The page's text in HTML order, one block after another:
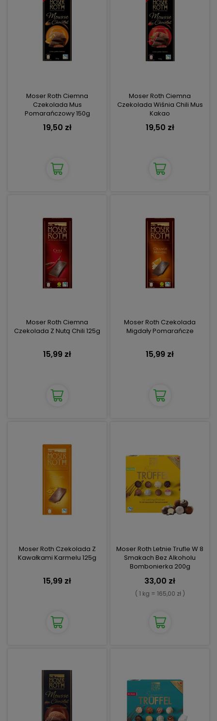
Moser Roth Ciemna
Czekolada Mus
Pomarańczowy 150g
19,50 zł
Moser Roth Ciemna
Czekolada Wiśnia Chili Mus
Kakao
19,50 zł
Moser Roth Ciemna
Czekolada Z Nutą Chili 125g
15,99 zł
Moser Roth Czekolada
Migdały Pomarańcze
15,99 zł
Moser Roth Czekolada Z
Kawałkami Karmelu 125g
15,99 zł
Moser Roth Letnie Trufle W 8
Smakach Bez Alkoholu
Bombonierka 200g
33,00 zł
( 1 kg = 165,00 zł )